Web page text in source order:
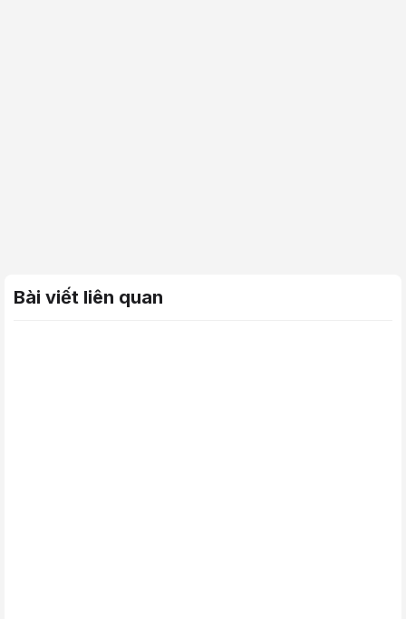
Bài viết liên quan